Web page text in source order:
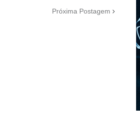
Próxima Postagem